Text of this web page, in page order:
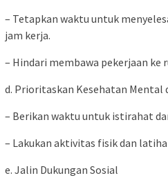
– Tetapkan waktu untuk
jam kerja.
– Hindari membawa pekerjaan ke
d. Prioritaskan Kesehatan Mental
– Berikan waktu untuk istirahat
– Lakukan aktivitas fisik dan
e. Jalin Dukungan Sosial